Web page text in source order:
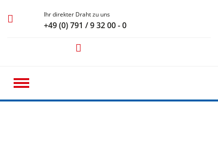
Ihr direkter Draht zu uns
+49 (0) 791 / 9 32 00 - 0